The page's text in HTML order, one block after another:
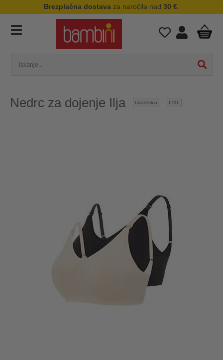
Brezplačna dostava za naročila nad 30 €
Nedrc za dojenje Ilja black/skin L/XL